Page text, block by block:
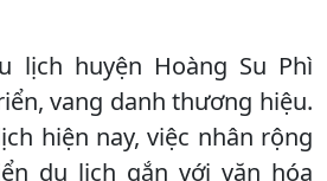
lịch huyện Hoàng Su Phì
vang danh thương hiệu.
hiện nay, việc nhân rộng
du lịch gắn với văn hóa